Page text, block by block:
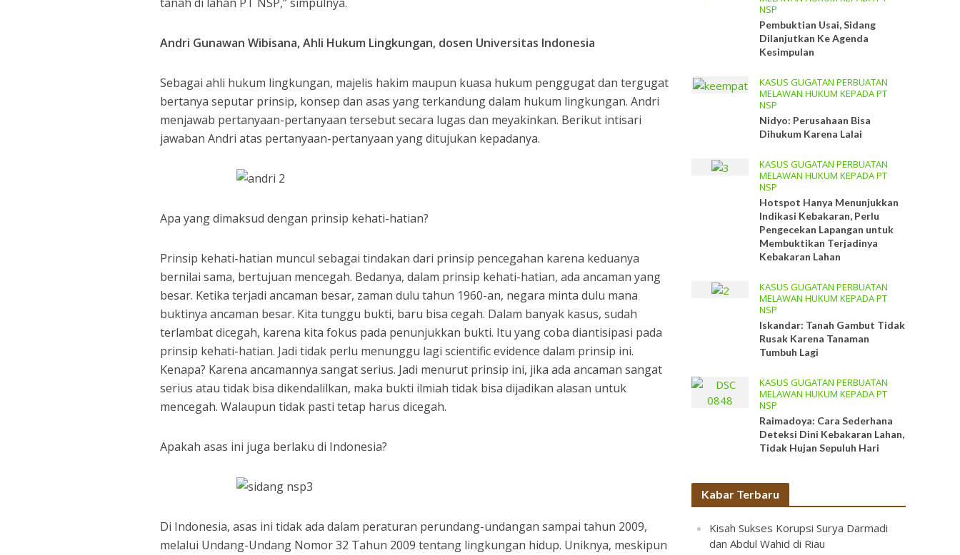
Andri Gunawan Wibisana, Ahli Hukum Lingkungan, dosen Universitas Indonesia
Sebagai ahli hukum lingkungan, majelis hakim maupun kuasa hukum penggugat dan tergugat
bertanya seputar prinsip, konsep dan asas yang terkandung dalam hukum lingkungan. Andri
menjawab pertanyaan-pertanyaan tersebut secara lugas dan meyakinkan. Berikut intisari
jawaban Andri atas pertanyaan-pertanyaan yang ditujukan kepadanya.
Apa yang dimaksud dengan prinsip kehati-hatian?
Prinsip kehati-hatian muncul sebagai tindakan dari prinsip pencegahan karena keduanya
bernilai sama, bertujuan mencegah. Bedanya, dalam prinsip kehati-hatian, ada ancaman yang
besar. Ketika terjadi ancaman besar, zaman dulu tahun 1960-an, negara minta dulu mana
buktinya ancaman besar. Kita tunggu bukti, baru bisa cegah. Dalam banyak kasus, sudah
terlambat dicegah, karena kita fokus pada penunjukkan bukti. Itu yang coba diantisipasi pada
prinsip kehati-hatian. Jadi tidak perlu menunggu lagi scientific evidence dalam prinsip ini.
Kenapa? Karena ancamannya sangat serius. Jadi menurut prinsip ini, jika ada ancaman sangat
serius atau tidak bisa dikendalilkan, maka bukti ilmiah tidak bisa dijadikan alasan untuk
mencegah. Walaupun tidak pasti tetap harus dicegah.
Apakah asas ini juga berlaku di Indonesia?
Di Indonesia, asas ini tidak ada dalam peraturan perundang-undangan sampai tahun 2009,
melalui Undang-Undang Nomor 32 Tahun 2009 tentang lingkungan hidup. Uniknya, meskipun
NSP
Pembuktian Usai, Sidang
Dilanjutkan Ke Agenda
Kesimpulan
KASUS GUGATAN PERBUATAN
MELAWAN HUKUM KEPADA PT
NSP
Nidyo: Perusahaan Bisa
Dihukum Karena Lalai
KASUS GUGATAN PERBUATAN
MELAWAN HUKUM KEPADA PT
NSP
Hotspot Hanya Menunjukkan
Indikasi Kebakaran, Perlu
Pengecekan Lapangan untuk
Membuktikan Terjadinya
Kebakaran Lahan
KASUS GUGATAN PERBUATAN
MELAWAN HUKUM KEPADA PT
NSP
Iskandar: Tanah Gambut Tidak
Rusak Karena Tanaman
Tumbuh Lagi
KASUS GUGATAN PERBUATAN
MELAWAN HUKUM KEPADA PT
NSP
Raimadoya: Cara Sederhana
Deteksi Dini Kebakaran Lahan,
Tidak Hujan Sepuluh Hari
Kabar Terbaru
Kisah Sukses Korupsi Surya Darmadi
dan Abdul Wahid di Riau